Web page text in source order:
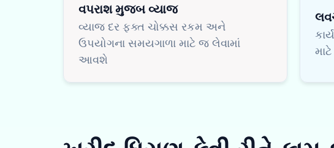
વપરાશ મુજબ વ્યાજ
વ્યાજ દર ફક્ત ચોક્કસ રકમ અને
ઉપયોગના સમયગાળા માટે જ લેવામાં
આવશે